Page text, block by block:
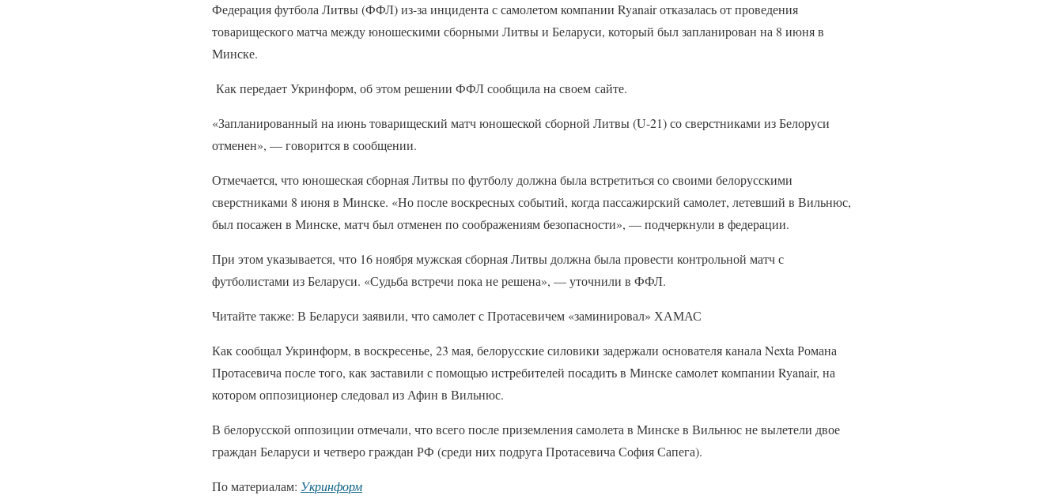
Федерация футбола Литвы (ФФЛ) из-за инцидента с самолетом компании Ryanair отказалась от проведения
товарищеского матча между юношескими сборными Литвы и Беларуси, который был запланирован на 8 июня в
Минске.
Как передает Укринформ, об этом решении ФФЛ сообщила на своем сайте.
«Запланированный на июнь товарищеский матч юношеской сборной Литвы (U-21) со сверстниками из Белоруси
отменен», — говорится в сообщении.
Отмечается, что юношеская сборная Литвы по футболу должна была встретиться со своими белорусскими
сверстниками 8 июня в Минске. «Но после воскресных событий, когда пассажирский самолет, летевший в Вильнюс,
был посажен в Минске, матч был отменен по соображениям безопасности», — подчеркнули в федерации.
При этом указывается, что 16 ноября мужская сборная Литвы должна была провести контрольной матч с
футболистами из Беларуси. «Судьба встречи пока не решена», — уточнили в ФФЛ.
Читайте также: В Беларуси заявили, что самолет с Протасевичем «заминировал» ХАМАС
Как сообщал Укринформ, в воскресенье, 23 мая, белорусские силовики задержали основателя канала Nexta Романа
Протасевича после того, как заставили с помощью истребителей посадить в Минске самолет компании Ryanair, на
котором оппозиционер следовал из Афин в Вильнюс.
В белорусской оппозиции отмечали, что всего после приземления самолета в Минске в Вильнюс не вылетели двое
граждан Беларуси и четверо граждан РФ (среди них подруга Протасевича София Сапега).
По материалам: Укринформ